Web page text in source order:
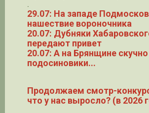
.
29.07: На западе
нашествие вороночника
20.07: Дубняки
передают привет
20.07: А на Брянщине
подосиновики...
Продолжаем смотр-
что у нас выросло? (в 2026